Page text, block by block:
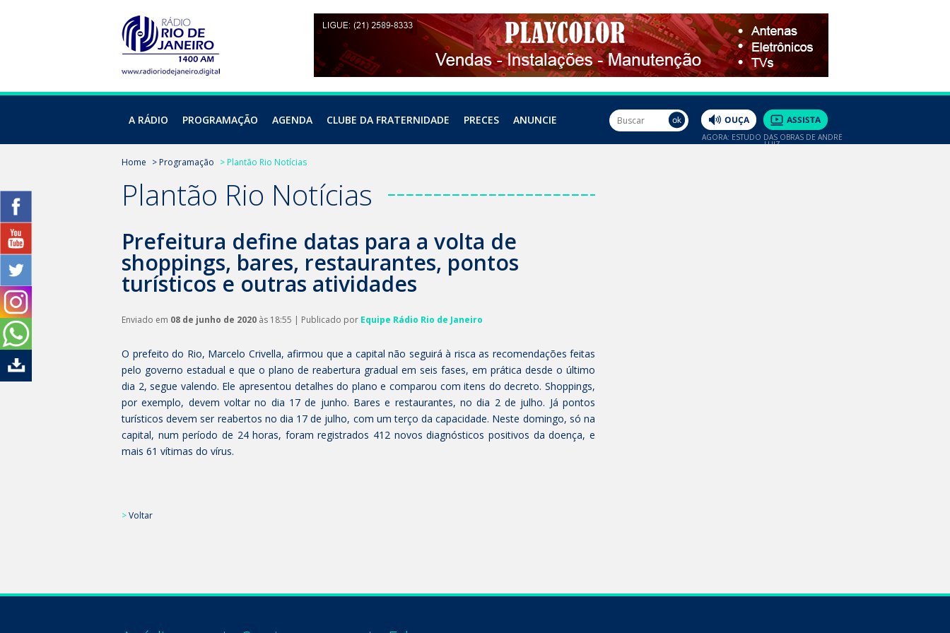
A RÁDIO PROGRAMAÇÃO AGENDA CLUBE DA FRATERNIDADE PRECES ANUNCIE
AGORA: ESTUDO DAS OBRAS DE ANDRÉ
LUIZ
Home > Programação > Plantão Rio Notícias
Plantão Rio Notícias
Prefeitura define datas para a volta de
shoppings, bares, restaurantes, pontos
turísticos e outras atividades
Enviado em 08 de junho de 2020 às 18:55 | Publicado por Equipe Rádio Rio de Janeiro
O prefeito do Rio, Marcelo Crivella, afirmou que a capital não seguirá à risca as recomendações feitas
pelo governo estadual e que o plano de reabertura gradual em seis fases, em prática desde o último
dia 2, segue valendo. Ele apresentou detalhes do plano e comparou com itens do decreto. Shoppings,
por exemplo, devem voltar no dia 17 de junho. Bares e restaurantes, no dia 2 de julho. Já pontos
turísticos devem ser reabertos no dia 17 de julho, com um terço da capacidade. Neste domingo, só na
capital, num período de 24 horas, foram registrados 412 novos diagnósticos positivos da doença, e
mais 61 vítimas do vírus.
>Voltar